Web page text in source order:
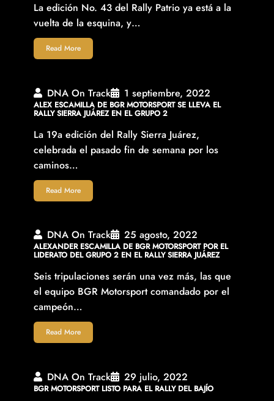
La edición No. 43 del Rally Patrio ya está a la
vuelta de la esquina, y…
Read More
DNA On Track 1 septiembre, 2022
ALEX ESCAMILLA DE BGR MOTORSPORT SE LLEVA EL
RALLY SIERRA JUÁREZ EN EL GRUPO 2
La 19a edición del Rally Sierra Juárez,
celebrada el pasado fin de semana por los
caminos…
Read More
DNA On Track 25 agosto, 2022
ALEXANDER ESCAMILLA DE BGR MOTORSPORT POR EL
LIDERATO DEL GRUPO 2 EN EL RALLY SIERRA JUÁREZ
Seis tripulaciones serán una vez más, las que
el equipo BGR Motorsport comandado por el
campeón…
Read More
DNA On Track 29 julio, 2022
BGR MOTORSPORT LISTO PARA EL RALLY DEL BAJÍO